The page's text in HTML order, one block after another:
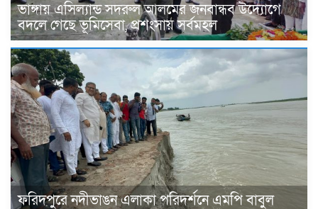
ভাঙ্গায় এসিল্যান্ড সদরুল আলমের জনবান্ধব উদ্যোগে
বদলে গেছে ভূমিসেবা, প্রশংসায় সর্বমহল
ফরিদপুরে নদীভাঙন এলাকা পরিদর্শনে এমপি বাবুল